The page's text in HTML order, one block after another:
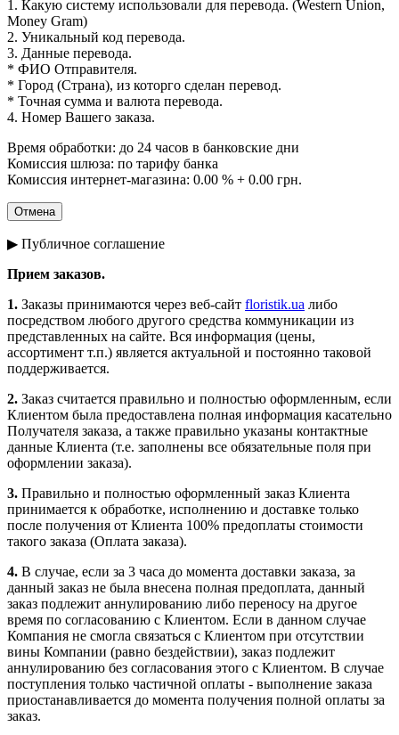
1. Какую систему использовали для перевода. (Western Union,
Money Gram)
2. Уникальный код перевода.
3. Данные перевода.
* ФИО Отправителя.
* Город (Страна), из которго сделан перевод.
* Точная сумма и валюта перевода.
4. Номер Вашего заказа.
Время обработки: до 24 часов в банковские дни
Комиссия шлюза: по тарифу банка
Комиссия интернет-магазина: 0.00 % + 0.00 грн.
▶ Публичное соглашение
Прием заказов.
1. Заказы принимаются через веб-сайт floristik.ua либо
посредством любого другого средства коммуникации из
представленных на сайте. Вся информация (цены,
ассортимент т.п.) является актуальной и постоянно таковой
поддерживается.
2. Заказ считается правильно и полностью оформленным, если
Клиентом была предоставлена полная информация касательно
Получателя заказа, а также правильно указаны контактные
данные Клиента (т.е. заполнены все обязательные поля при
оформлении заказа).
3. Правильно и полностью оформленный заказ Клиента
принимается к обработке, исполнению и доставке только
после получения от Клиента 100% предоплаты стоимости
такого заказа (Оплата заказа).
4. В случае, если за 3 часа до момента доставки заказа, за
данный заказ не была внесена полная предоплата, данный
заказ подлежит аннулированию либо переносу на другое
время по согласованию с Клиентом. Если в данном случае
Компания не смогла связаться с Клиентом при отсутствии
вины Компании (равно бездействии), заказ подлежит
аннулированию без согласования этого с Клиентом. В случае
поступления только частичной оплаты - выполнение заказа
приостанавливается до момента получения полной оплаты за
заказ.